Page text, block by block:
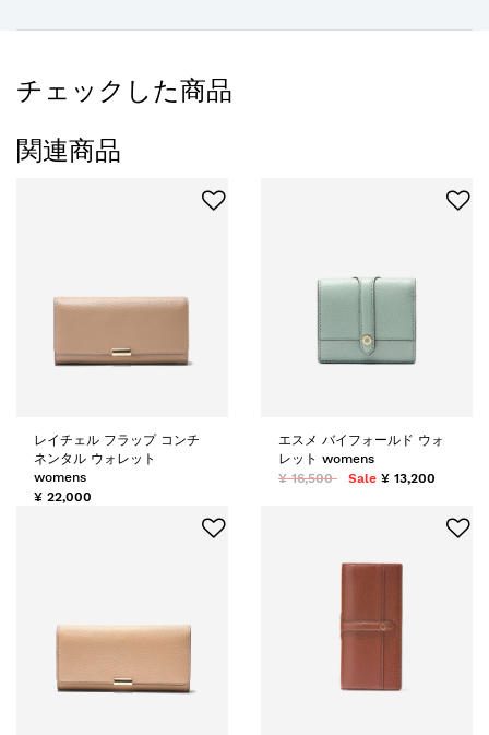
チェックした商品
関連商品
レイチェル フラップ コンチ
ネンタル ウォレット
womens
¥ 22,000
エスメ バイフォールド ウォ
レット womens
¥ 16,500
Sale ¥ 13,200